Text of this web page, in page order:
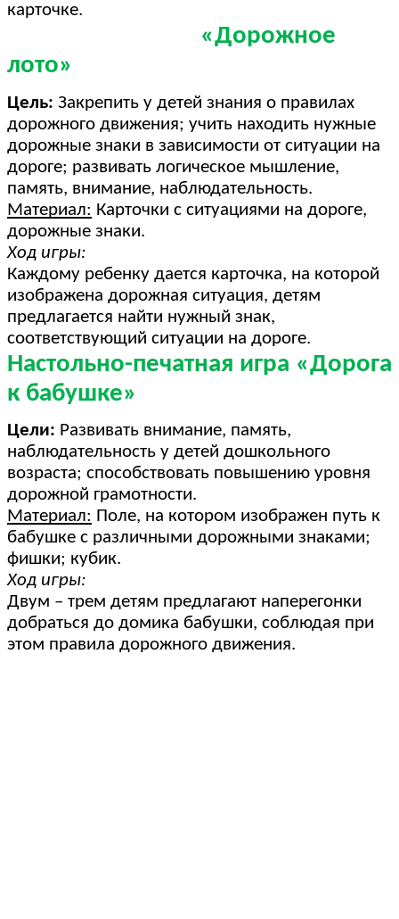
карточке.
«Дорожное
лото»
Цель: Закрепить у детей знания о правилах
дорожного движения; учить находить нужные
дорожные знаки в зависимости от ситуации на
дороге; развивать логическое мышление,
память, внимание, наблюдательность.
Материал: Карточки с ситуациями на дороге,
дорожные знаки.
Ход игры:
Каждому ребенку дается карточка, на которой
изображена дорожная ситуация, детям
предлагается найти нужный знак,
соответствующий ситуации на дороге.
Настольно-печатная игра «Дорога
к бабушке»
Цели: Развивать внимание, память,
наблюдательность у детей дошкольного
возраста; способствовать повышению уровня
дорожной грамотности.
Материал: Поле, на котором изображен путь к
бабушке с различными дорожными знаками;
фишки; кубик.
Ход игры:
Двум – трем детям предлагают наперегонки
добраться до домика бабушки, соблюдая при
этом правила дорожного движения.